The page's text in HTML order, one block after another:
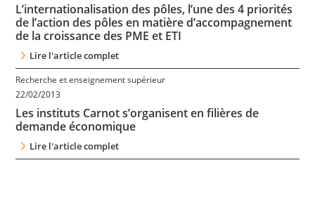
L’internationalisation des pôles, l’une des 4 priorités
de l’action des pôles en matière d’accompagnement
de la croissance des PME et ETI
Lire l'article complet
Recherche et enseignement supérieur
22/02/2013
Les instituts Carnot s’organisent en filières de
demande économique
Lire l'article complet